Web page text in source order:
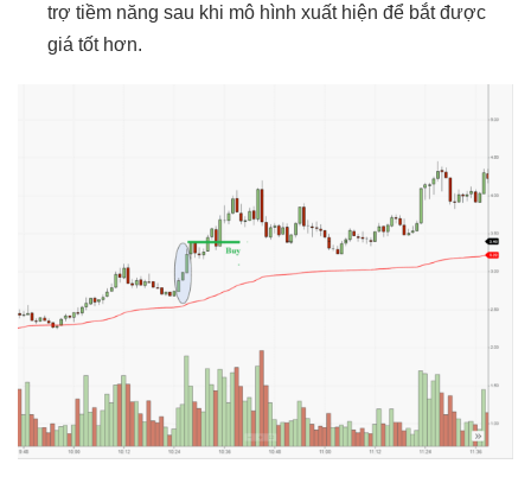
trợ tiềm năng sau khi mô hình xuất hiện để bắt được
giá tốt hơn.